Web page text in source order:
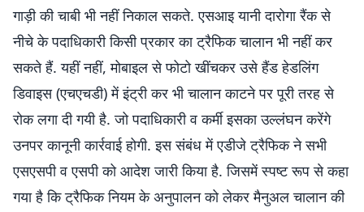
गाड़ी की चाबी भी नहीं निकाल सकते. एसआइ यानी दारोगा रैंक से
नीचे के पदाधिकारी किसी प्रकार का ट्रैफिक चालान भी नहीं कर
सकते हैं. यहीं नहीं, मोबाइल से फोटो खींचकर उसे हैंड हेडलिंग
डिवाइस (एचएचडी) में इंट्री कर भी चालान काटने पर पूरी तरह से
रोक लगा दी गयी है. जो पदाधिकारी व कर्मी इसका उल्लंघन करेंगे
उनपर कानूनी कार्रवाई होगी. इस संबंध में एडीजे ट्रैफिक ने सभी
एसएसपी व एसपी को आदेश जारी किया है. जिसमें स्पष्ट रूप से कहा
गया है कि ट्रैफिक नियम के अनुपालन को लेकर मैनुअल चालान की